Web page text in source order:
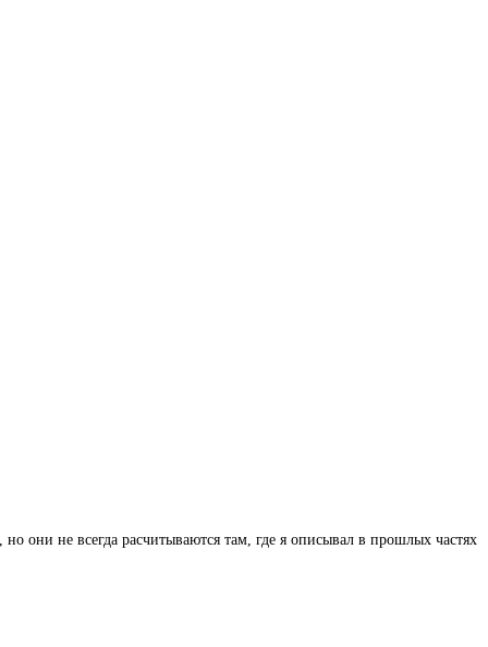
но они не всегда расчитываются там, где я описывал в прошлых частях